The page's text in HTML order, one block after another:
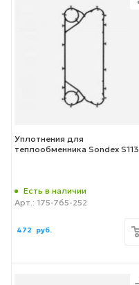
Уплотнения для
теплообменника Sondex S113
Есть в наличии
Арт.: 175-765-252
472 руб.